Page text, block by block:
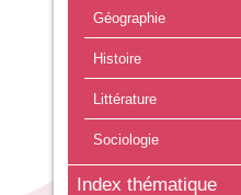
Géographie
Histoire
Littérature
Sociologie
Index thématique